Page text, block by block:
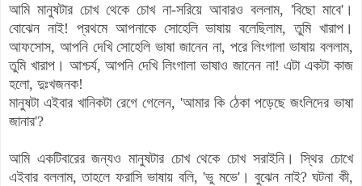
আমি মানুষটার চোখ থেকে চোখ না-সরিয়ে আবারও বললাম, 'বিছো মাবে'।
বোঝেন নাই! প্রথমে আপনাকে সোহেলি ভাষায় বলেছিলাম, তুমি খারাপ।
আফসোস, আপনি দেখি সোহেলি ভাষা জানেন না, পরে লিংগালা ভাষায় বললাম,
তুমি খারাপ। আশ্চর্য, আপনি দেখি লিংগালা ভাষাও জানেন না! এটা একটা কাজ
হলো, দুঃখজনক!
মানুষটা এইবার খানিকটা রেগে গেলেন, 'আমার কি ঠেকা পড়েছে জংলিদের ভাষা
জানার'?
আমি একটিবারের জন্যও মানুষটার চোখ থেকে চোখ সরাইনি। স্থির চোখে
এইবার বললাম, তাহলে ফরাসি ভাষায় বলি, 'ভু মভে'। বুঝেন নাই? ঘটনা কী,